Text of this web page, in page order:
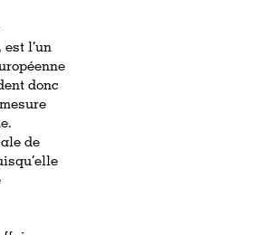
l’un
donc
de